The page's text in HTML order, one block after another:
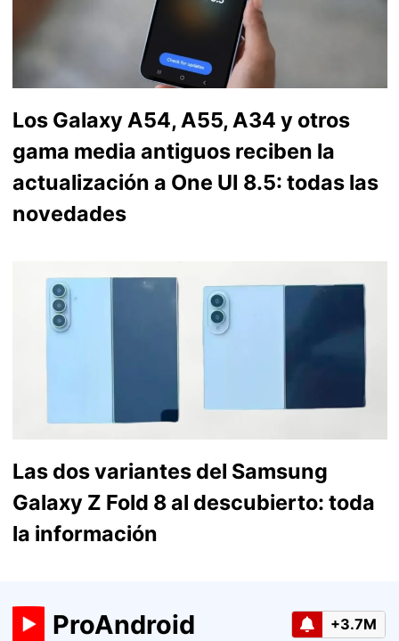
Los Galaxy A54, A55, A34 y otros
gama media antiguos reciben la
actualización a One UI 8.5: todas las
novedades
Las dos variantes del Samsung
Galaxy Z Fold 8 al descubierto: toda
la información
ProAndroid +3.7M